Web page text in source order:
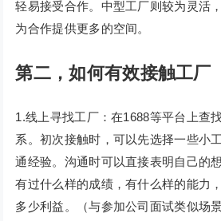
轻易接受合作。中型工厂则较为灵活
为合作提供更多的空间。
第二，如何有效接触工厂
1.线上寻找工厂：在1688等平台上查
系。初次接触时，可以先选择一些小
通经验。沟通时可以直接表明自己的
有过什么样的成绩，有什么样的能力
多少利益。（与参加公司面试类似场景